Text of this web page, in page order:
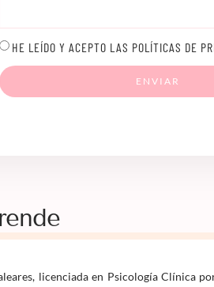
HE LEÍDO Y ACEPTO LAS POLÍTICAS DE
ENVIAR
licenciada en Psicología Clínica